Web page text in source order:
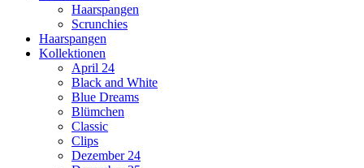
Haarspangen
Scrunchies
Haarspangen
Kollektionen
April 24
Black and White
Blue Dreams
Blümchen
Classic
Clips
Dezember 24